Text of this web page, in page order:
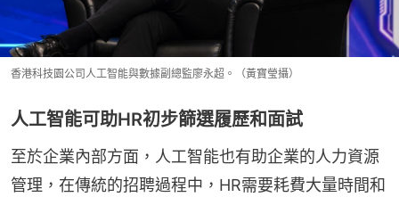
香港科技園公司人工智能與數據副總監廖永超。（黃寶瑩攝）
人工智能可助HR初步篩選履歷和面試
至於企業內部方面，人工智能也有助企業的人力資源
管理，在傳統的招聘過程中，HR需要耗費大量時間和